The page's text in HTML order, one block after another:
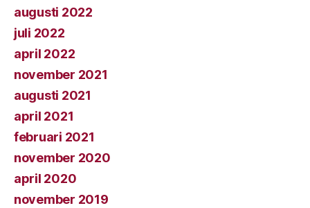
augusti 2022
juli 2022
april 2022
november 2021
augusti 2021
april 2021
februari 2021
november 2020
april 2020
november 2019